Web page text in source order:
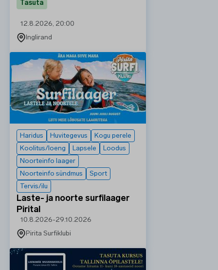
Tasuta
12.8.2026, 20:00
Inglirand
Haridus Huvitegevus
Kogu perele
Koolitus/loeng
Lapsele
Loodus
Noorteinfo laager
Noorteinfo sündmus
Sport
Tervis/ilu
Laste- ja noorte surfilaager
Pirital
10.8.2026-29.10.2026
Pirita Surfiklubi